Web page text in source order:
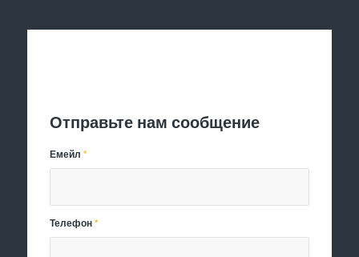
Отправьте нам сообщение
Емейл*
Телефон*